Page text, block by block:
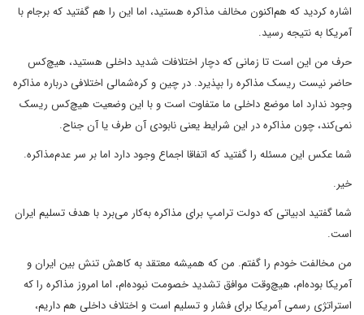
اشاره کردید که هم‌اکنون مخالف مذاکره هستید، اما این را هم گفتید که برجام با
آمریکا به نتیجه رسید.
حرف من این است تا زمانی که دچار اختلافات شدید داخلی هستید، هیچ‌کس
حاضر نیست ریسک مذاکره را بپذیرد. در چین و کره‌شمالی اختلافی درباره مذاکره
وجود ندارد اما موضع داخلی ما متفاوت است و با این وضعیت هیچ‌کس ریسک
نمی‌کند، چون مذاکره در این شرایط یعنی نابودی آن طرف یا آن جناح.
شما عکس این مسئله را گفتید که اتفاقا اجماع وجود دارد اما بر سر عدم‌مذاکره.
خیر.
شما گفتید ادبیاتی که دولت ترامپ برای مذاکره به‌کار می‌برد با هدف تسلیم ایران
است.
من مخالفت خودم را گفتم. من که همیشه معتقد به کاهش تنش بین ایران و
آمریکا بوده‌ام، هیچ‌وقت موافق تشدید خصومت نبوده‌ام، اما امروز مذاکره را که
استراتژی رسمی آمریکا برای فشار و تسلیم است ‌و اختلاف داخلی هم داریم،